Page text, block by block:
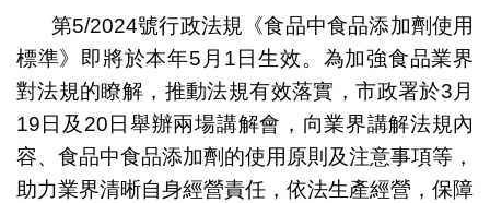
第5/2024號行政法規《食品中食品添加劑使用
標準》即將於本年5月1日生效。為加強食品業界
對法規的瞭解，推動法規有效落實，市政署於3月
19日及20日舉辦兩場講解會，向業界講解法規內
容、食品中食品添加劑的使用原則及注意事項等，
助力業界清晰自身經營責任，依法生產經營，保障